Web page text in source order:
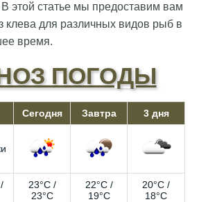
этой статье мы предоставим вам
клева для различных видов рыб в
время.
ПОГОДЫ
Сегодня Завтра 3 дня
23°C /
23°C
22°C /
19°C
20°C /
18°C